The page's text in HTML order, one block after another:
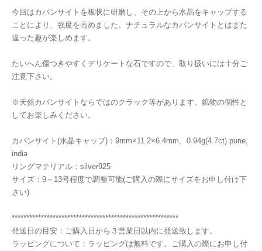
今回はカバンサイトを板状に研磨し、その上から水晶をキャップする
ことにより、強度を高めました。ナチュラルなカバンサイトとはまた
違った趣が楽しめます。
たいへん傷つきやすくデリケートな石ですので、取り扱いには十分ご
注意下さい。
※天然カバンサイトならではのクラック等があります。鉱物の個性と
してお楽しみください。
カバンサイト(水晶キャップ)：9mm×11.2×6.4mm、0.94g(4.7ct) pune,
india
リングマテリアル：silver925
サイズ：9～13号程度で調整可能(ご購入の際にサイズをお申し付け下
さい)
*********************************************************
発送日の目安：ご購入日から３営業日以内に発送致します。
ラッピングについて：ラッピングは無料です。ご購入の際にお申し付